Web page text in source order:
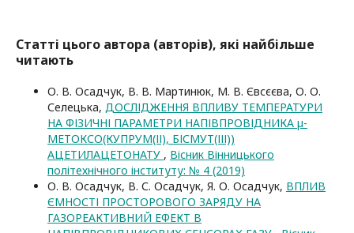
Статті цього автора (авторів), які найбільше
читають
О. В. Осадчук, В. В. Мартинюк, М. В. Євсєєва, О. О.
Селецька, ДОСЛІДЖЕННЯ ВПЛИВУ ТЕМПЕРАТУРИ
НА ФІЗИЧНІ ПАРАМЕТРИ НАПІВПРОВІДНИКА µ-
МЕТОКСО(КУПРУМ(ІІ), БІСМУТ(ІІІ))
АЦЕТИЛАЦЕТОНАТУ , Вісник Вінницького
політехнічного інституту: № 4 (2019)
О. В. Осадчук, В. С. Осадчук, Я. О. Осадчук, ВПЛИВ
ЄМНОСТІ ПРОСТОРОВОГО ЗАРЯДУ НА
ГАЗОРЕАКТИВНИЙ ЕФЕКТ В